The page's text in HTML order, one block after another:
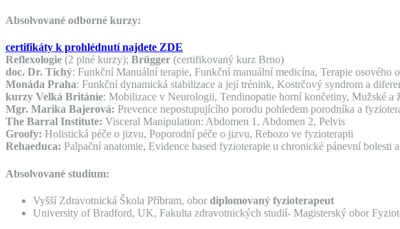
Absolvované odborné kurzy:
certifikáty k prohlédnutí najdete ZDE
Reflexologie (2 plné kurzy); Brügger (certifikovaný kurz Brno)
doc. Dr. Tichý: Funkční Manuální terapie, Funkční manuální medicína, Terapie osového
Monáda Praha: Funkční dynamická stabilizace a její trénink, Kostrčový syndrom a
kurzy Velká Británie: Mobilizace v Neurologii, Tendinopatie horní končetiny, Mužské a
Mgr. Marika Bajerová: Prevence nepostupujícího porodu pohledem porodníka a
The Barral Institute: Visceral Manipulation: Abdomen 1, Abdomen 2, Pelvis
Groofy: Holistická péče o jizvu, Poporodní péče o jizvu, Rebozo ve fyzioterapii
Rehaeduca: Palpační anatomie, Evidence based fyzioterapie u chronické pánevní
Absolvované studium:
Vyšší Zdravotnická Škola Příbram, obor diplomovaný fyzioterapeut
University of Bradford, UK, Fakulta zdravotnických studií- Magisterský obor